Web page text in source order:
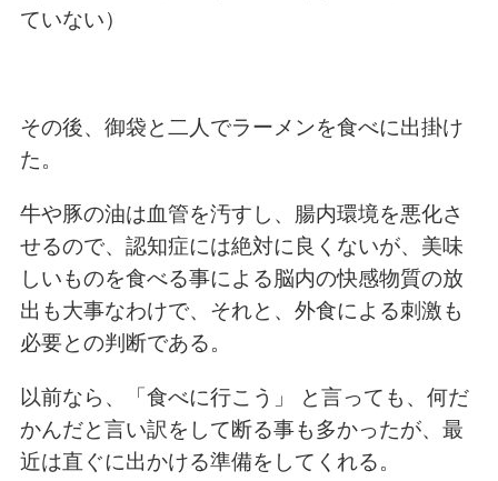
ていない）
その後、御袋と二人でラーメンを食べに出掛け
た。
牛や豚の油は血管を汚すし、腸内環境を悪化さ
せるので、認知症には絶対に良くないが、 美味
しいものを食べる事による脳内の快感物質の放
出も大事なわけで、 それと、外食による刺激も
必要との判断である。
以前なら、「食べに行こう」 と言っても、何だ
かんだと言い訳をして断る事も多かったが、最
近は直ぐに出かける準備をしてくれる。